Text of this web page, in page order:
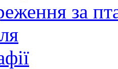
за